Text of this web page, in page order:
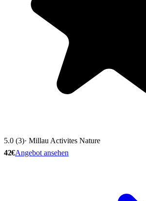
5.0 (3)· Millau Activites Nature
42€Angebot ansehen